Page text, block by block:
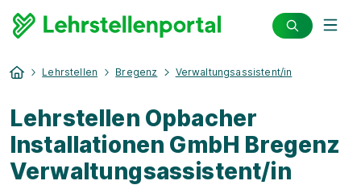
Lehrstellen Bregenz Verwaltungsassistent/in
Lehrstellen Opbacher
Installationen GmbH Bregenz
Verwaltungsassistent/in